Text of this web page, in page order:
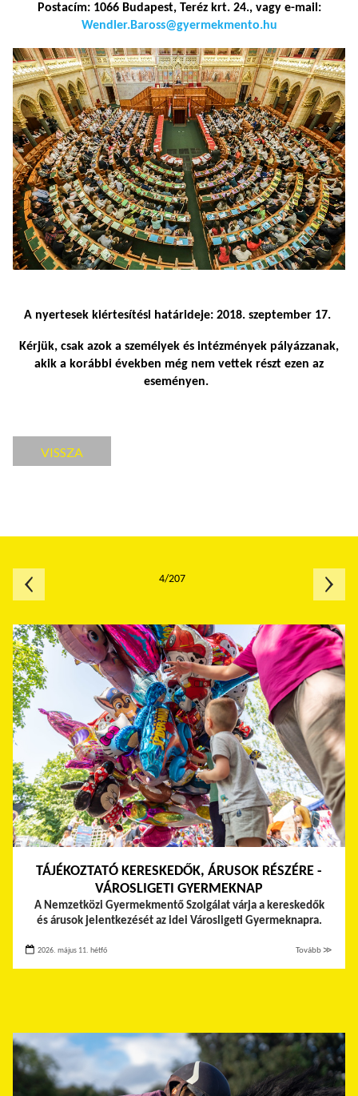
Postacím: 1066 Budapest, Teréz krt. 24., vagy e-mail:
Wendler.Baross@gyermekmento.hu
A nyertesek kiértesítési határideje: 2018. szeptember 17.
Kérjük, csak azok a személyek és intézmények pályázzanak,
akik a korábbi években még nem vettek részt ezen az
eseményen.
VISSZA
TÁJÉKOZTATÓ KERESKEDŐK, ÁRUSOK RÉSZÉRE -
VÁROSLIGETI GYERMEKNAP
A Nemzetközi Gyermekmentő Szolgálat várja a kereskedők
és árusok jelentkezését az idei Városligeti Gyermeknapra.
2026. május 11. hétfő Tovább ≫
4/207